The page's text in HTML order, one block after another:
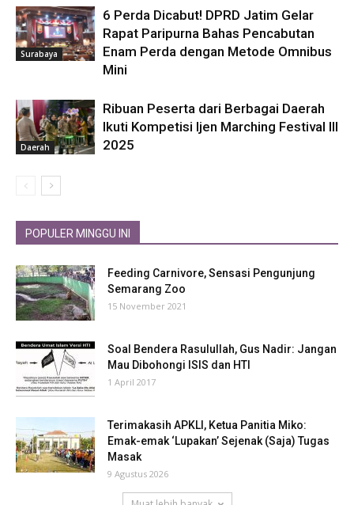
Surabaya
6 Perda Dicabut! DPRD Jatim Gelar
Rapat Paripurna Bahas Pencabutan
Enam Perda dengan Metode Omnibus
Mini
Daerah
Ribuan Peserta dari Berbagai Daerah
Ikuti Kompetisi Ijen Marching Festival III
2025
POPULER MINGGU INI
Feeding Carnivore, Sensasi Pengunjung
Semarang Zoo
15 November 2021
Soal Bendera Rasulullah, Gus Nadir: Jangan
Mau Dibohongi ISIS dan HTI
1 April 2017
Terimakasih APKLI, Ketua Panitia Miko:
Emak-emak ‘Lupakan’ Sejenak (Saja) Tugas
Masak
9 Agustus 2026